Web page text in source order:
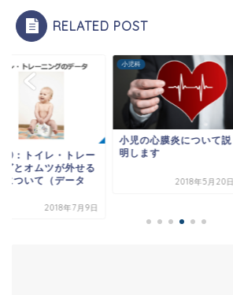
RELATED POST
②：トイレ・トレー
グとオムツが外せる
について（データ
2018年7月9日
小児科
小児の心膜炎について説
明します
2018年5月20日